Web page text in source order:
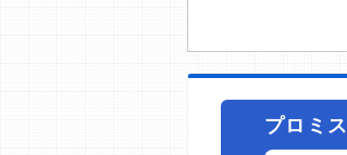
プロミス